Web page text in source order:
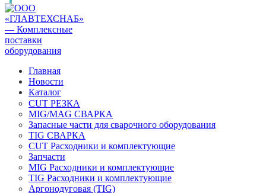
Главная
Новости
Каталог
CUT РЕЗКА
MIG/MAG СВАРКА
Запасные части для сварочного оборудования
TIG СВАРКА
CUT Расходники и комплектующие
Запчасти
MIG Расходники и комплектующие
TIG Расходники и комплектующие
Аргонодуговая (TIG)